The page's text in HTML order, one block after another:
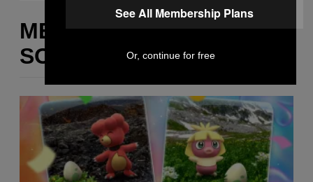
MERE
SOM DETTE
See All Membership Plans
Or, continue for free